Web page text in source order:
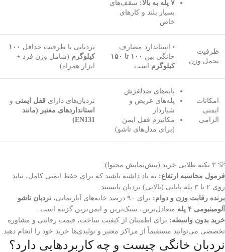
۷ پله به بالا:
سقف‌های
بسیار بلند و کارهای
خاص
ظرفیت
تحمل وزن
• استاندارد مصارف
خانگی بین
۱۰۰ تا ۱۵۰
کیلوگرم است.
نردبانی با ظرفیت حداقل ۱۰۰
کیلوگرم (شامل وزن فرد +
ابزار همراه)
امکانات
ایمنی
الزامی
پایه‌های ضدلغزش
پله‌های عریض و
شیاردار
مکانیزم قفل ایمن
(برای مدل‌های تاشو)
نردبان‌های دارای قفل ایمنی و
استانداردهای معتبر (مانند
EN131)
💡 ۳ نکته طلایی خرید (پیش‌نمایش محتوا):
فرمول محاسبه ارتفاع: به یاد داشته باشید که برای حفظ ایمنی کامل، نباید
روی ۲ تا ۳ پله پایانی (بالایی) نردبان بایستید.
برنده رقابت وزن و دوام: برای ۹۰ درصد خانه‌های آپارتمانی،
نردبان تاشو
آلومینیومی ۴ پله
متعادل‌ترین، سبک‌ترین و ایمن‌ترین گزینه است.
خرید بدون واسطه: برای اطمینان از کیفیت ساخت، قیمت رقابتی و مشاوره
تخصصی می‌توانید مستقیماً از مراکز معتبر و تولیدی‌ها خرید خود را انجام دهید.
نردبان خانگی چیست و چه کاربردهایی دارد؟